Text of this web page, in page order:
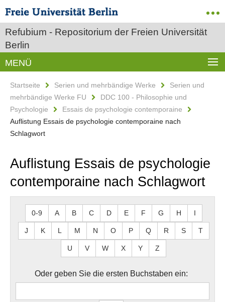
Refubium - Repositorium der Freien Universität
Berlin
MENÜ
Startseite Serien und mehrbändige Werke
Serien und
mehrbändige Werke FU
DDC 100 - Philosophie und
Psychologie
Essais de psychologie contemporaine
Auflistung Essais de psychologie contemporaine nach
Schlagwort
Auflistung Essais de psychologie
contemporaine nach Schlagwort
0-9 A B C D E F G H I
J K L M N O P Q R S T
U V W X Y Z
Oder geben Sie die ersten Buchstaben ein: